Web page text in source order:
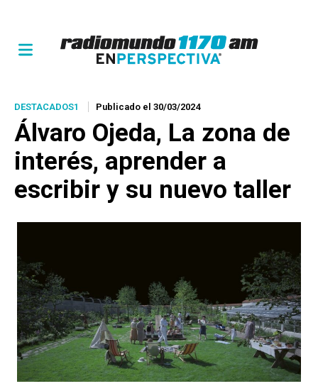
DESTACADOS1 Publicado el 30/03/2024
Álvaro Ojeda, La zona de
interés, aprender a
escribir y su nuevo taller